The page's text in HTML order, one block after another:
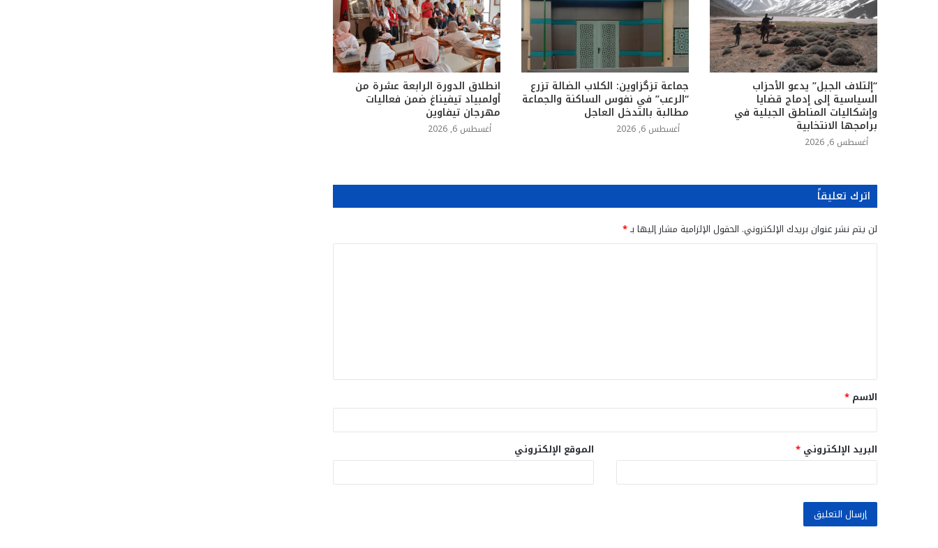
“إئتلاف الجبل” يدعو الأحزاب
السياسية إلى إدماج قضايا
وإشكاليات المناطق الجبلية في
برامجها الانتخابية
أغسطس 6, 2026
جماعة تزگزاوين: الكلاب الضالة تزرع
“الرعب” في نفوس الساكنة والجماعة
مطالبة بالتدخل العاجل
أغسطس 6, 2026
انطلاق الدورة الرابعة عشرة من
أولمبياد تيفيناغ ضمن فعاليات
مهرجان تيفاوين
أغسطس 6, 2026
اترك تعليقاً
لن يتم نشر عنوان بريدك الإلكتروني. الحقول الإلزامية مشار إليها بـ*
ق
*
الاسم *
البريد الإلكتروني * الموقع الإلكتروني